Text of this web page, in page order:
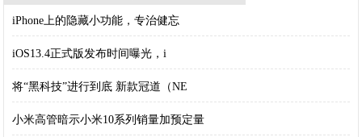
iPhone上的隐藏小功能，专治健忘
iOS13.4正式版发布时间曝光，i
将“黑科技”进行到底 新款冠道（NE
小米高管暗示小米10系列销量加预定量